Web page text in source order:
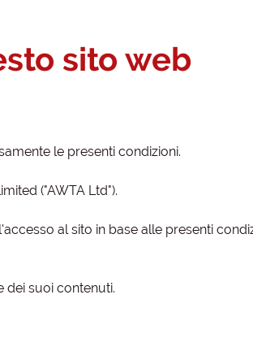
sito web
le presenti condizioni.
("AWTA Ltd").
al sito in base alle presenti
dei suoi contenuti.